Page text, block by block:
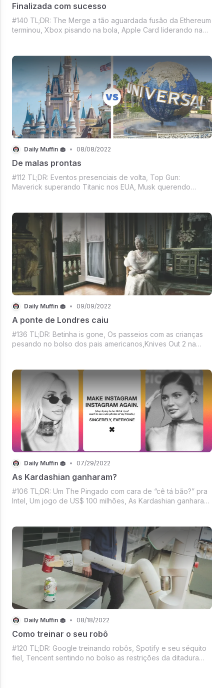
Finalizada com sucesso
#140 TL;DR: The Merge a tão aguardada fusão da Ethereum
terminou, Xbox pisando na bola, Apple Card liderando na
Repaginada do Zoom, E Vem
Daily Muffin 🧁 • 08/08/2022
De malas prontas
#112 TL;DR: Eventos presenciais de volta, Top Gun:
Maverick superando Titanic nos EUA, Musk querendo
de hoje está imperdível!
Daily Muffin 🧁 • 09/09/2022
A ponte de Londres caiu
#136 TL;DR: Betinha is gone, Os passeios com as crianças
pesando no bolso dos pais americanos,Knives Out 2 na
Mercado crypto ignorando Jerome
Daily Muffin 🧁 • 07/29/2022
As Kardashian ganharam?
#106 TL;DR: Um The Pingado com cara de “cê tá bão?” pra
Intel, Um jogo de US$ 100 milhões, As Kardashian ganharam
no Mercado Crypto e mais sem
Daily Muffin 🧁 • 08/18/2022
Como treinar o seu robô
#120 TL;DR: Google treinando robôs, Spotify e seu séquito
fiel, Tencent sentindo no bolso as restrições da ditadura